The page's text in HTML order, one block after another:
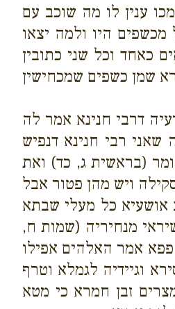
ענין לו מה שוכב עם
היו ולמה יצאו
כאחד וכל שני כתובין
שמן כשפים שמכחישין
דרבי חנינא אמר לה
שאני רבי חנינא דנפיש
(בראשית ג, כד) ואת
ויש מהן פטור אבל
אושעיא כל מעלי שבתא
מנחיריה (שמות ח,
אמר האלהים אפילו
וגיידיה לגמלא וטרף
זבן חמרא כי מטא